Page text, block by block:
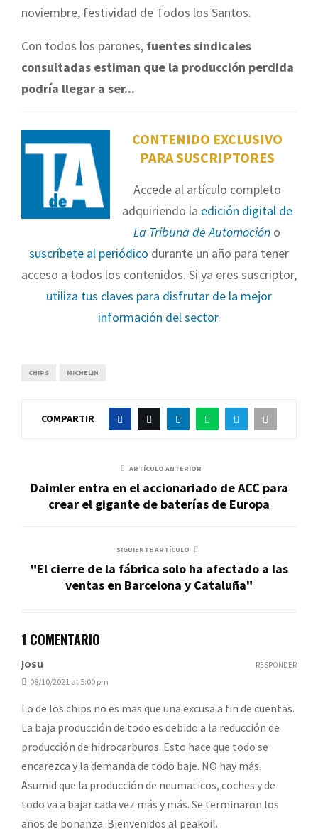
noviembre, festividad de Todos los Santos.
Con todos los parones, fuentes sindicales
consultadas estiman que la producción perdida
podría llegar a ser...
CONTENIDO EXCLUSIVO
PARA SUSCRIPTORES
Accede al artículo completo
adquiriendo la edición digital de
La Tribuna de Automoción o
suscríbete al periódico durante un año para tener
acceso a todos los contenidos. Si ya eres suscriptor,
utiliza tus claves para disfrutar de la mejor
información del sector.
CHIPS MICHELIN
COMPARTIR
ARTÍCULO ANTERIOR
Daimler entra en el accionariado de ACC para
crear el gigante de baterías de Europa
SIGUIENTE ARTÍCULO
"El cierre de la fábrica solo ha afectado a las
ventas en Barcelona y Cataluña"
1 COMENTARIO
Josu
08/10/2021 at 5:00 pm
Lo de los chips no es mas que una excusa a fin de cuentas.
La baja producción de todo es debido a la reducción de
producción de hidrocarburos. Esto hace que todo se
encarezca y la demanda de todo baje. NO hay más.
Asumid que la producción de neumaticos, coches y de
todo va a bajar cada vez más y más. Se terminaron los
años de bonanza. Bienvenidos al peakoil.
RESPONDER